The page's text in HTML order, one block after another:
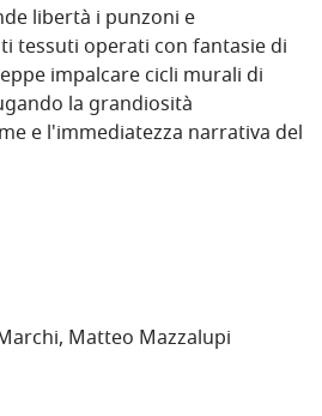
libertà i punzoni e
tessuti operati con fantasie di
impalcare cicli murali di
la grandiosità
e l'immediatezza narrativa del
Matteo Mazzalupi